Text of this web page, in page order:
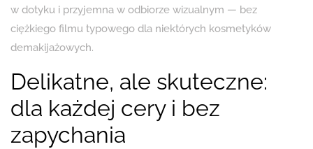
w dotyku i przyjemna w odbiorze wizualnym — bez
ciężkiego filmu typowego dla niektórych kosmetyków
demakijażowych.
Delikatne, ale skuteczne:
dla każdej cery i bez
zapychania